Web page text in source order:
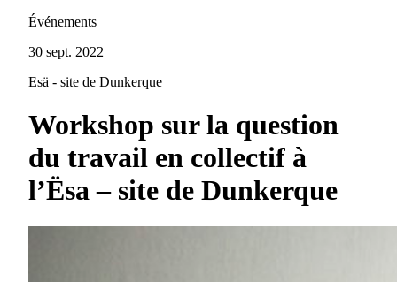
Événements
30 sept. 2022
Esä - site de Dunkerque
Workshop sur la question
du travail en collectif à
l’Ësa – site de Dunkerque